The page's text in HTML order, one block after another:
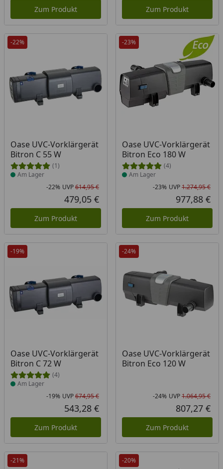
Zum Produkt Zum Produkt
-22%
Oase UVC-Vorklärgerät
Bitron C 55 W
(1)
Produkt am Lager
Am Lager
Rabatt in Prozent
-22%
Ursprünglicher Preis
UVP614,95 €
Aktueller Preis
479,05 €
Zum Produkt
-23%
Oase UVC-Vorklärgerät
Bitron Eco 180 W
(4)
Produkt am Lager
Am Lager
-23% UVP1.274,95 €
977,88 €
Zum Produkt
-19%
Oase UVC-Vorklärgerät
Bitron C 72 W
(4)
Produkt am Lager
Am Lager
Rabatt in Prozent
-19%
Ursprünglicher Preis
UVP674,95 €
Aktueller Preis
543,28 €
Zum Produkt
-24%
Oase UVC-Vorklärgerät
Bitron Eco 120 W
-24% UVP1.064,95 €
807,27 €
Zum Produkt
-21% -20%